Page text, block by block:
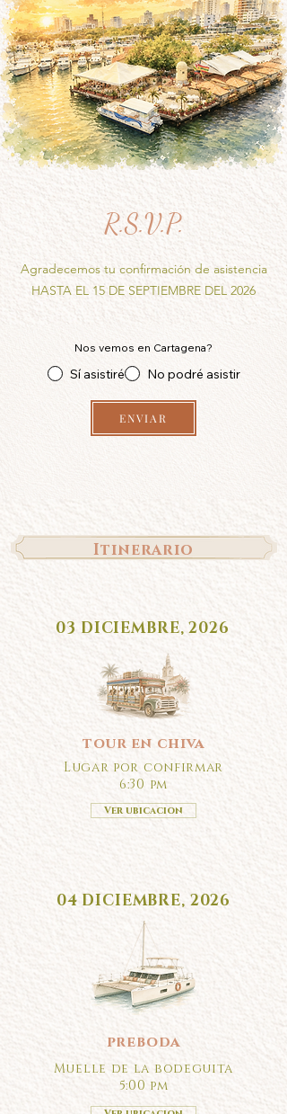
R.S.V.P.
Agradecemos tu confirmación de asistencia
HASTA EL 15 DE SEPTIEMBRE DEL 2026
Nos vemos en Cartagena?
Sí asistiré No podré asistir
ENVIAR
Itinerario
03 DICIEMBRE, 2026
tour en chiva
Lugar por confirmar
6:30 pm
Ver ubicacion
04 DICIEMBRE, 2026
preboda
Muelle de la bodeguita
5:00 pm